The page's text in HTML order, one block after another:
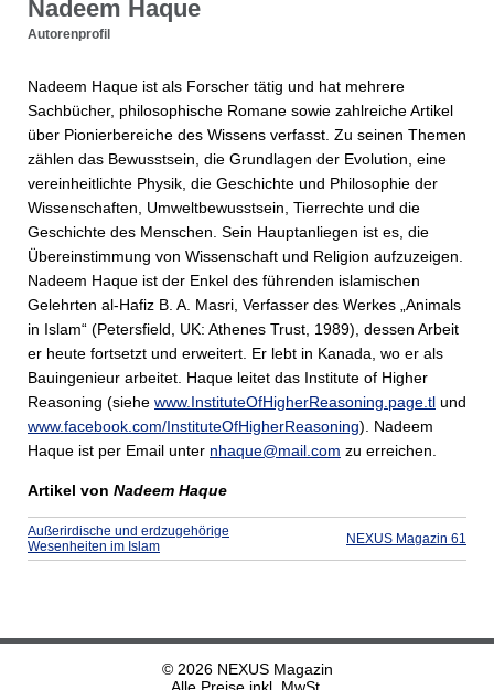
Nadeem Haque
Autorenprofil
Nadeem Haque ist als Forscher tätig und hat mehrere
Sachbücher, philosophische Romane sowie zahlreiche Artikel
über Pionierbereiche des Wissens verfasst. Zu seinen Themen
zählen das Bewusstsein, die Grundlagen der Evolution, eine
vereinheitlichte Physik, die Geschichte und Philosophie der
Wissenschaften, Umweltbewusstsein, Tierrechte und die
Geschichte des Menschen. Sein Hauptanliegen ist es, die
Übereinstimmung von Wissenschaft und Religion aufzuzeigen.
Nadeem Haque ist der Enkel des führenden islamischen
Gelehrten al-Hafiz B. A. Masri, Verfasser des Werkes „Animals
in Islam“ (Petersfield, UK: Athenes Trust, 1989), dessen Arbeit
er heute fortsetzt und erweitert. Er lebt in Kanada, wo er als
Bauingenieur arbeitet. Haque leitet das Institute of Higher
Reasoning (siehe www.InstituteOfHigherReasoning.page.tl und
www.facebook.com/InstituteOfHigherReasoning). Nadeem
Haque ist per Email unter nhaque@mail.com zu erreichen.
Artikel von Nadeem Haque
Außerirdische und erdzugehörige
Wesenheiten im Islam
NEXUS Magazin 61
© 2026 NEXUS Magazin